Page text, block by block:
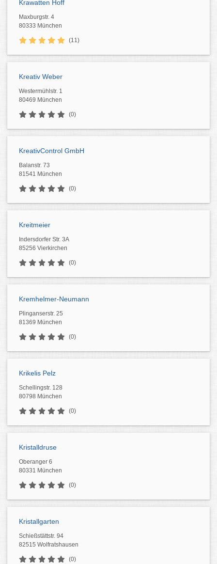
Krawatten Hoff
Maxburgstr. 4
80333 München
(11)
Kreativ Weber
Westermühlstr. 1
80469 München
(0)
KreativControl GmbH
Balanstr. 73
81541 München
(0)
Kreitmeier
Indersdorfer Str. 3A
85256 Vierkirchen
(0)
Kremhelmer-Neumann
Plinganserstr. 25
81369 München
(0)
Krikelis Pelz
Schellingstr. 128
80798 München
(0)
Kristalldruse
Oberanger 6
80331 München
(0)
Kristallgarten
Schießstättstr. 94
82515 Wolfratshausen
(0)